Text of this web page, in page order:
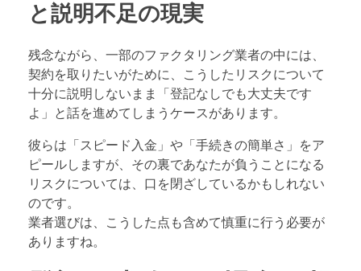
と説明不足の現実
残念ながら、一部のファクタリング業者の中には、
契約を取りたいがために、こうしたリスクについて
十分に説明しないまま「登記なしでも大丈夫です
よ」と話を進めてしまうケースがあります。
彼らは「スピード入金」や「手続きの簡単さ」をア
ピールしますが、その裏であなたが負うことになる
リスクについては、口を閉ざしているかもしれない
のです。
業者選びは、こうした点も含めて慎重に行う必要が
ありますね。